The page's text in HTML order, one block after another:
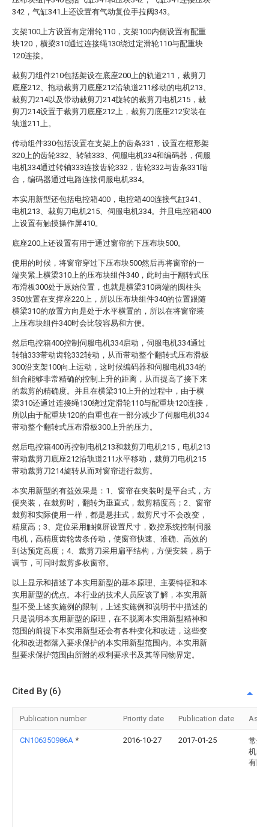
342，气缸341上还设置有气动复位手拉阀343。
支架100上方设置有定滑轮110，支架100内侧设置有配重
块120，横梁310通过连接绳130绕过定滑轮110与配重块
120连接。
裁剪刀组件210包括架设在底座200上的轨道211，裁剪刀
底座212、拖动裁剪刀底座212沿轨道211移动的电机213、
裁剪刀214以及带动裁剪刀214旋转的裁剪刀电机215，裁
剪刀214设置于裁剪刀底座212上，裁剪刀底座212安装在
轨道211上。
传动组件330包括设置在支架上的齿条331，设置在框形架
320上的齿轮332、转轴333、伺服电机334和编码器，伺服
电机334通过转轴333连接齿轮332，齿轮332与齿条331啮
合，编码器通过电路连接伺服电机334。
本实用新型还包括电控箱400，电控箱400连接气缸341、
电机213、裁剪刀电机215、伺服电机334。并且电控箱400
上设置有触摸操作屏410。
底座200上还设置有用于通过窗帘的下压布块500。
使用的时候，将窗帘穿过下压布块500然后再将窗帘的一
端夹紧上横梁310上的压布块组件340，此时由于翻转式压
布滑板300处于原始位置，也就是横梁310两端的圆柱头
350放置在支撑座220上，所以压布块组件340的位置跟随
横梁310的放置方向是处于水平横置的，所以在将窗帘装
上压布块组件340时会比较容易和方便。
然后电控箱400控制伺服电机334启动，伺服电机334通过
转轴333带动齿轮332转动，从而带动整个翻转式压布滑板
300沿支架100向上运动，这时候编码器和伺服电机334的
组合能够非常精确的控制上升的距离，从而提高了接下来
的裁剪的精确度。并且在横梁310上升的过程中，由于横
梁310还通过连接绳130绕过定滑轮110与配重块120连接，
所以由于配重块120的自重也在一部分减少了伺服电机334
带动整个翻转式压布滑板300上升的压力。
然后电控箱400再控制电机213和裁剪刀电机215，电机213
带动裁剪刀底座212沿轨道211水平移动，裁剪刀电机215
带动裁剪刀214旋转从而对窗帘进行裁剪。
本实用新型的有益效果是：1、窗帘在夹装时是平台式，方
便夹装，在裁剪时，翻转为垂直式，裁剪精度高；2、窗帘
裁剪和实际使用一样，都是悬挂式，裁剪尺寸不会改变，
精度高；3、定位采用触摸屏设置尺寸，数控系统控制伺服
电机，高精度齿轮齿条传动，使窗帘快速、准确、高效的
到达预定高度；4、裁剪刀采用扁平结构，方便安装，易于
调节，可同时裁剪多枚窗帘。
以上显示和描述了本实用新型的基本原理、主要特征和本
实用新型的优点。本行业的技术人员应该了解，本实用新
型不受上述实施例的限制，上述实施例和说明书中描述的
只是说明本实用新型的原理，在不脱离本实用新型精神和
范围的前提下本实用新型还会有各种变化和改进，这些变
化和改进都落入要求保护的本实用新型范围内。本实用新
型要求保护范围由所附的权利要求书及其等同物界定。
Cited By (6)
Publication number Priority date Publication date
CN106350986A * 2016-10-27 2017-01-25
常州
机电
有限